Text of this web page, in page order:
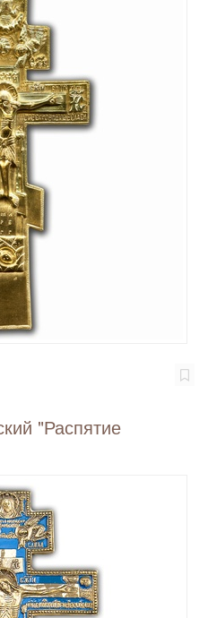
"Распятие